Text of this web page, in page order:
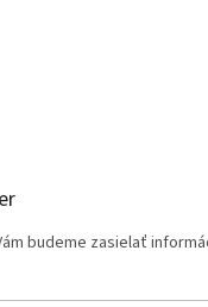
budeme zasielať